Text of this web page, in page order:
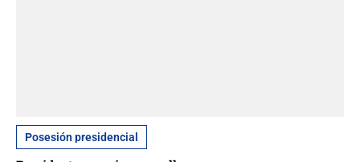
Posesión presidencial